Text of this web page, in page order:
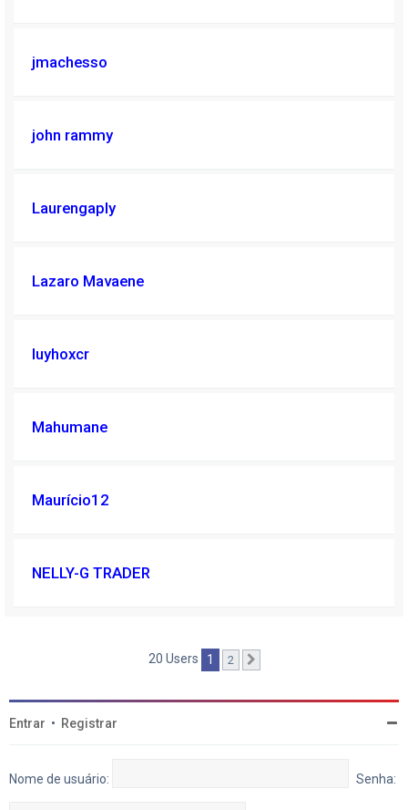
jmachesso
john rammy
Laurengaply
Lazaro Mavaene
luyhoxcr
Mahumane
Maurício12
NELLY-G TRADER
20 Users 1 2
Entrar • Registrar
Nome de usuário: Senha: